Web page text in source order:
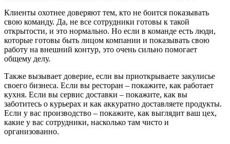
Клиенты охотнее доверяют тем, кто не боится показывать
свою команду. Да, не все сотрудники готовы к такой
открытости, и это нормально. Но если в команде есть люди,
которые готовы быть лицом компании и показывать свою
работу на внешний контур, это очень сильно помогает
общему делу.
Также вызывает доверие, если вы приоткрываете закулисье
своего бизнеса. Если вы ресторан – покажите, как работает
кухня. Если вы сервис доставки – покажите, как вы
заботитесь о курьерах и как аккуратно доставляете продукты.
Если у вас производство – покажите, как выглядит ваш цех,
какие у вас сотрудники, насколько там чисто и
организованно.